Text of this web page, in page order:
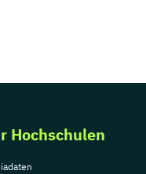
Hochschulen